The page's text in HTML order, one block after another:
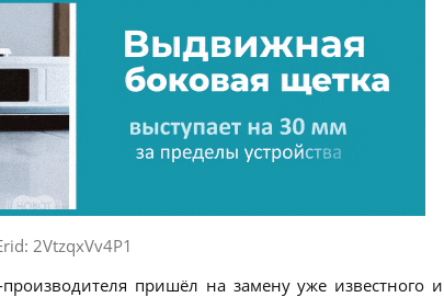
2VtzqxVv4P1
пришёл на замену уже известного и